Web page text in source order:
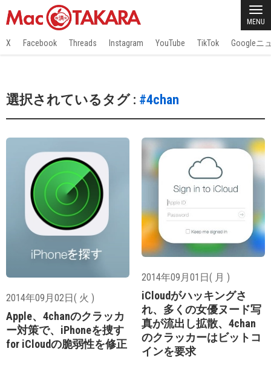
MENU
X Facebook Threads Instagram YouTube TikTok Googleニ
選択されているタグ : #4chan
2014年09月02日( 火 )
Apple、4chanのクラッカ
ー対策で、iPhoneを捜す
for iCloudの脆弱性を修正
2014年09月01日( 月 )
iCloudがハッキングさ
れ、多くの女優ヌード写
真が流出し拡散、4chan
のクラッカーはビットコ
インを要求